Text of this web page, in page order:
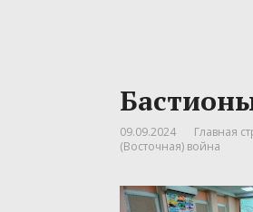
09.09.2024 Главная
(Восточная) война